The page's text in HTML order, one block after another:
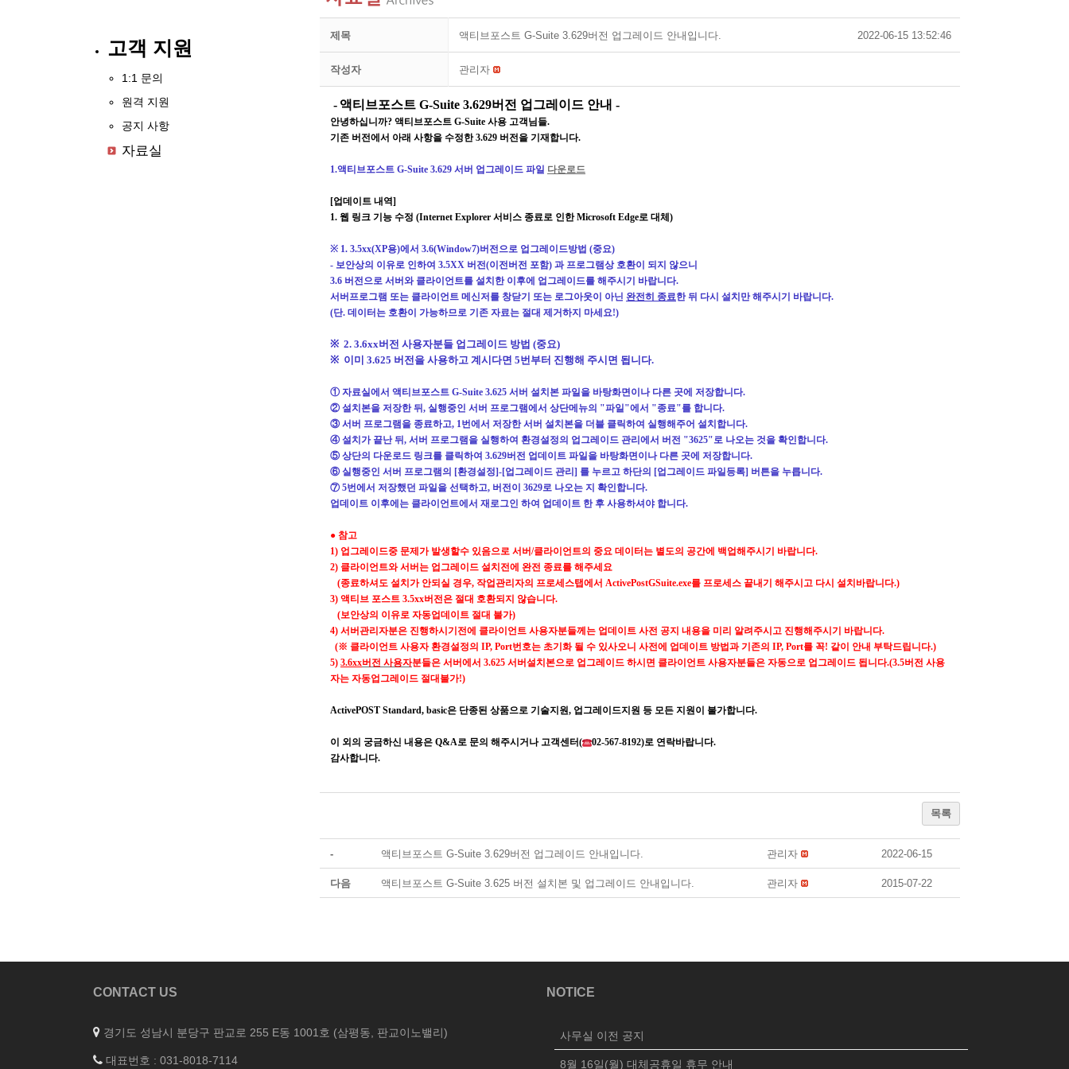
고객 지원
1:1 문의
원격 지원
공지 사항
자료실
제목 액티브포스트 G-Suite 3.629버전 업그레이드 안내입니다. 2022-06-15 13:52:46
작성자 관리자
- 액티브포스트 G-Suite 3.629버전 업그레이드 안내 -
안녕하십니까? 액티브포스트 G-Suite 사용 고객님들.
기존 버전에서 아래 사항을 수정한3.629 버전을 기재합니다.
1.액티브포스트 G-Suite 3.629 서버 업그레이드 파일 다운로드
[업데이트 내역]
1. 웹 링크 기능 수정 (Internet Explorer 서비스 종료로 인한 Microsoft Edge로 대체)
※ 1. 3.5xx(XP용)에서 3.6(Window7)버전으로 업그레이드방법 (중요)
- 보안상의 이유로 인하여 3.5XX 버전(이전버전 포함) 과 프로그램상 호환이 되지 않으니
3.6 버전으로 서버와 클라이언트를 설치한 이후에 업그레이드를 해주시기 바랍니다.
서버프로그램 또는 클라이언트 메신저를 창닫기 또는 로그아웃이 아닌 완전히 종료한 뒤 다시 설치만 해주시기 바랍니다.
(단. 데이터는 호환이 가능하므로 기존 자료는 절대 제거하지 마세요!)
※ 2. 3.6xx버전 사용자분들 업그레이드 방법 (중요)
※ 이미 3.625 버전을 사용하고 계시다면 5번부터 진행해 주시면 됩니다.
① 자료실에서 액티브포스트 G-Suite 3.625 서버 설치본 파일을 바탕화면이나 다른 곳에 저장합니다.
② 설치본을 저장한 뒤, 실행중인 서버 프로그램에서 상단메뉴의 "파일"에서 "종료"를 합니다.
③ 서버 프로그램을 종료하고, 1번에서 저장한 서버 설치본을 더블 클릭하여 실행해주어 설치합니다.
④ 설치가 끝난 뒤, 서버 프로그램을 실행하여 환경설정의 업그레이드 관리에서 버전 "3625"로 나오는 것을 확인합니다.
⑤ 상단의 다운로드 링크를 클릭하여 3.629버전 업데이트 파일을 바탕화면이나 다른 곳에 저장합니다.
⑥ 실행중인 서버 프로그램의 [환경설정]-[업그레이드 관리] 를 누르고 하단의 [업그레이드 파일등록] 버튼을 누릅니다.
⑦ 5번에서 저장했던 파일을 선택하고, 버전이 3629로 나오는 지 확인합니다.
업데이트 이후에는 클라이언트에서 재로그인 하여 업데이트 한 후 사용하셔야 합니다.
● 참고
1) 업그레이드중 문제가 발생할수 있음으로 서버/클라이언트의 중요 데이터는 별도의 공간에 백업해주시기 바랍니다.
2) 클라이언트와 서버는 업그레이드 설치전에 완전 종료를 해주세요
(종료하셔도 설치가 안되실 경우, 작업관리자의 프로세스탭에서 ActivePostGSuite.exe를 프로세스 끝내기 해주시고 다시 설치바랍니다.)
3) 액티브 포스트 3.5xx버전은 절대 호환되지 않습니다.
(보안상의 이유로 자동업데이트 절대 불가)
4) 서버관리자분은 진행하시기전에 클라이언트 사용자분들께는 업데이트 사전 공지 내용을 미리 알려주시고 진행해주시기 바랍니다.
(※ 클라이언트 사용자 환경설정의 IP, Port번호는 초기화 될 수 있사오니 사전에 업데이트 방법과 기존의 IP, Port를 꼭! 같이 안내 부탁드립니다.)
5) 3.6xx버전 사용자분들은 서버에서 3.625 서버설치본으로 업그레이드 하시면 클라이언트 사용자분들은 자동으로 업그레이드 됩니다.(3.5버전 사용
자는 자동업그레이드 절대불가!)
ActivePOST Standard, basic은 단종된 상품으로 기술지원, 업그레이드지원 등 모든 지원이 불가합니다.
이 외의 궁금하신 내용은 Q&A로 문의 해주시거나 고객센터( 02-567-8192)로 연락바랍니다.
감사합니다.
목록
- 액티브포스트 G-Suite 3.629버전 업그레이드 안내입니다. 관리자 2022-06-15
다음 액티브포스트 G-Suite 3.625 버전 설치본 및 업그레이드 안내입니다. 관리자 2015-07-22
CONTACT US
경기도 성남시 분당구 판교로 255 E동 1001호 (삼평동, 판교이노밸리)
대표번호 : 031-8018-7114
NOTICE
사무실 이전 공지
8월 16일(월) 대체공휴일 휴무 안내